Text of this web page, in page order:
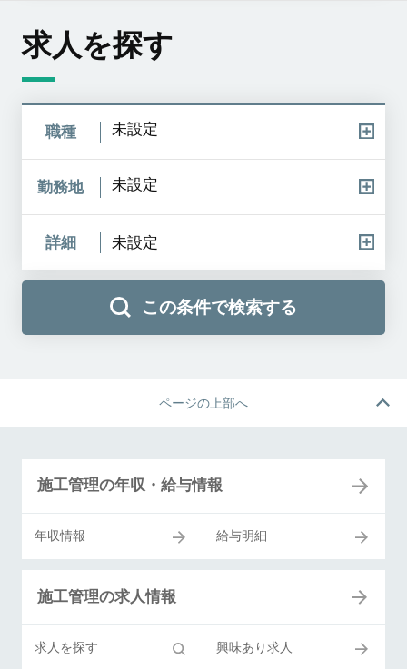
求人を探す
職種 未設定
勤務地 未設定
詳細 未設定
この条件で検索する
ページの上部へ
施工管理の年収・給与情報
年収情報 給与明細
施工管理の求人情報
求人を探す 興味あり求人